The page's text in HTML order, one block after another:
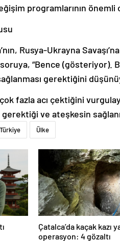
programlarının
Rusya-Ukrayna
“Bence (gösteriyor).
gerektiğini
fazla acı çektiğini
gerektiği ve ateşkesin
Türkiye Ülke
Çatalca’da kaçak kazı
operasyon: 4 gözaltı